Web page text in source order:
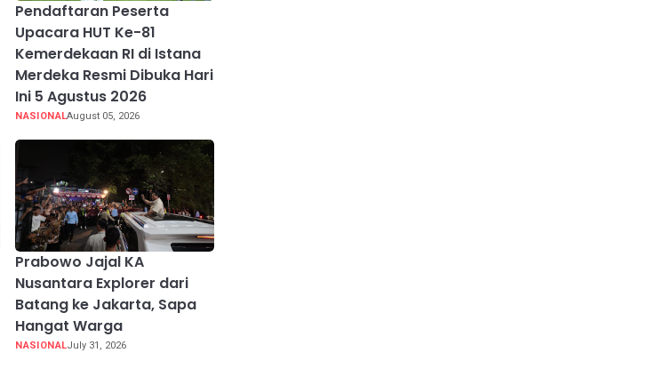
Pendaftaran Peserta
Upacara HUT Ke-81
Kemerdekaan RI di Istana
Merdeka Resmi Dibuka Hari
Ini 5 Agustus 2026
NASIONALAugust 05, 2026
Prabowo Jajal KA
Nusantara Explorer dari
Batang ke Jakarta, Sapa
Hangat Warga
NASIONALJuly 31, 2026